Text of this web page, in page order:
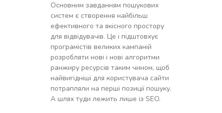
Основним завданням пошукових
систем є створення найбільш
ефективного та якісного простору
для відвідувачів. Це і підштовхує
програмістів великих кампаній
розробляти нові і нові алгоритми
ранжиру ресурсів таким чином, щоб
найвигідніші для користувача сайти
потрапляли на перші позиції пошуку.
А шлях туди лежить лише із SEO.